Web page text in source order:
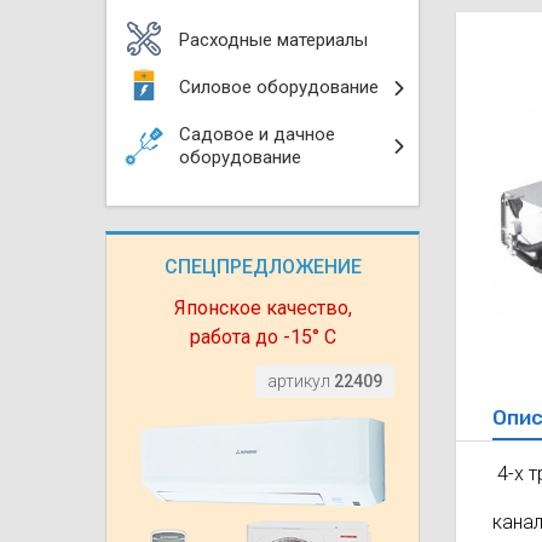
Расходные материалы
Силовое оборудование
Садовое и дачное
оборудование
СПЕЦПРЕДЛОЖЕНИЕ
Японское качество,
работа до -15° С
артикул 22409
4-х
Моноблоки
VRF
Компрессорно-
Чиллеры
Вентиляторы
Очистители и
Электрокамины
Сушилки для
Печи банные
Бензотриммеры
Газонокосилки
Газонокосилки
Подметально-
Измельчители
Дровоколы